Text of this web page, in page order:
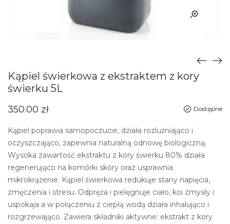
Kąpiel świerkowa z ekstraktem z kory
świerku 5L
Dostępne
350.00 zł
Kąpiel poprawia samopoczucie, działa rozluźniająco i
oczyszczająco, zapewnia naturalną odnowę biologiczną.
Wysoka zawartość ekstraktu z kory świerku 80% działa
regenerująco na komórki skóry oraz usprawnia
mikrokrążenie. Kąpiel świerkowa redukuje stany napięcia,
zmęczenia i stresu. Odpręża i pielęgnuje ciało, koi zmysły i
uspokaja a w połączeniu z ciepłą wodą działa inhalująco i
rozgrzewająco. Zawiera składniki aktywne: ekstrakt z kory